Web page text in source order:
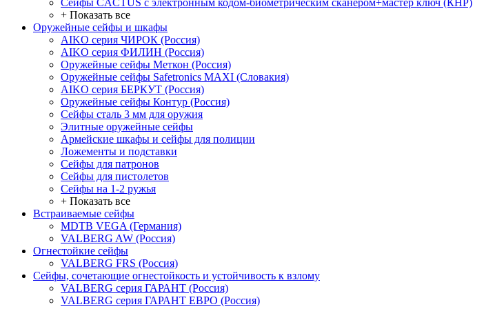
Сейфы CACTUS с электронным кодом-биометрическим сканером+мастер ключ (КНР)
+ Показать все
Оружейные сейфы и шкафы
AIKO серия ЧИРОК (Россия)
AIKO серия ФИЛИН (Россия)
Оружейные сейфы Меткон (Россия)
Оружейные сейфы Safetronics MAXI (Словакия)
AIKO серия БЕРКУТ (Россия)
Оружейные сейфы Контур (Россия)
Сейфы сталь 3 мм для оружия
Элитные оружейные сейфы
Армейские шкафы и сейфы для полиции
Ложементы и подставки
Сейфы для патронов
Сейфы для пистолетов
Сейфы на 1-2 ружья
+ Показать все
Встраиваемые сейфы
MDTB VEGA (Германия)
VALBERG AW (Россия)
Огнестойкие сейфы
VALBERG FRS (Россия)
Сейфы, сочетающие огнестойкость и устойчивость к взлому
VALBERG серия ГАРАНТ (Россия)
VALBERG серия ГАРАНТ ЕВРО (Россия)